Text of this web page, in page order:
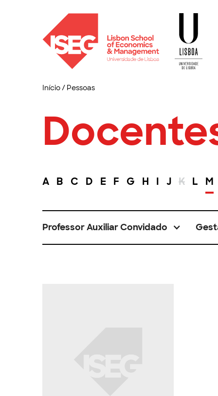
Início/ Pessoas
A B C D E F G H I J K L M
Professor Auxiliar Convidado